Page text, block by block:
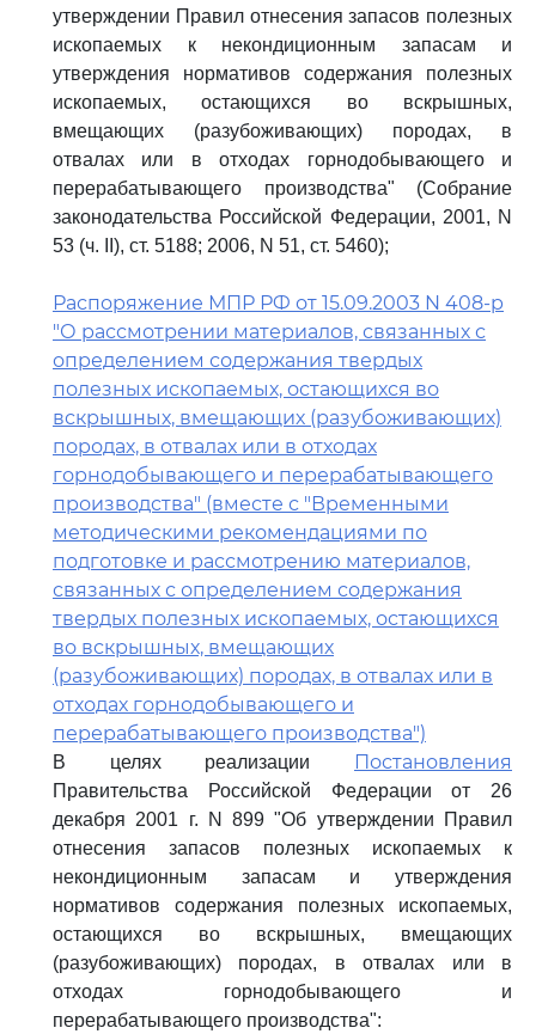
утверждении Правил отнесения запасов полезных
ископаемых к некондиционным запасам и
утверждения нормативов содержания полезных
ископаемых, остающихся во вскрышных,
вмещающих (разубоживающих) породах, в
отвалах или в отходах горнодобывающего и
перерабатывающего производства" (Собрание
законодательства Российской Федерации, 2001, N
53 (ч. II), ст. 5188; 2006, N 51, ст. 5460);
Распоряжение МПР РФ от 15.09.2003 N 408-р
"О рассмотрении материалов, связанных с
определением содержания твердых
полезных ископаемых, остающихся во
вскрышных, вмещающих (разубоживающих)
породах, в отвалах или в отходах
горнодобывающего и перерабатывающего
производства" (вместе с "Временными
методическими рекомендациями по
подготовке и рассмотрению материалов,
связанных с определением содержания
твердых полезных ископаемых, остающихся
во вскрышных, вмещающих
(разубоживающих) породах, в отвалах или в
отходах горнодобывающего и
перерабатывающего производства")
В целях реализации Постановления
Правительства Российской Федерации от 26
декабря 2001 г. N 899 "Об утверждении Правил
отнесения запасов полезных ископаемых к
некондиционным запасам и утверждения
нормативов содержания полезных ископаемых,
остающихся во вскрышных, вмещающих
(разубоживающих) породах, в отвалах или в
отходах горнодобывающего и
перерабатывающего производства":